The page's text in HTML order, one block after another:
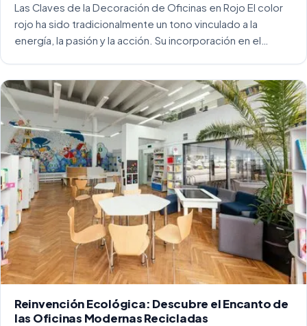
Las Claves de la Decoración de Oficinas en Rojo El color
rojo ha sido tradicionalmente un tono vinculado a la
energía, la pasión y la acción. Su incorporación en el
Reinvención Ecológica: Descubre el Encanto de
las Oficinas Modernas Recicladas